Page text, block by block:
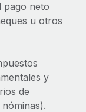
globales
pago neto
u otros
y
de